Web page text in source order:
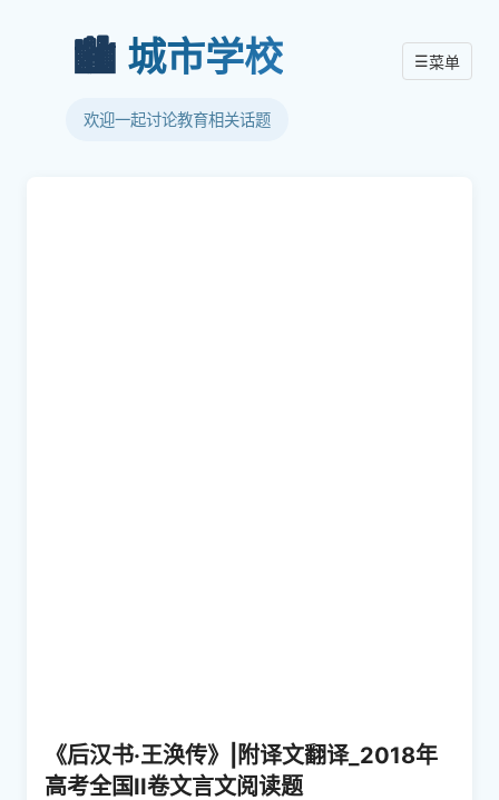
🏙️ 城市学校
欢迎一起讨论教育相关话题
☰菜单
《后汉书·王涣传》|附译文翻译_2018年
高考全国II卷文言文阅读题